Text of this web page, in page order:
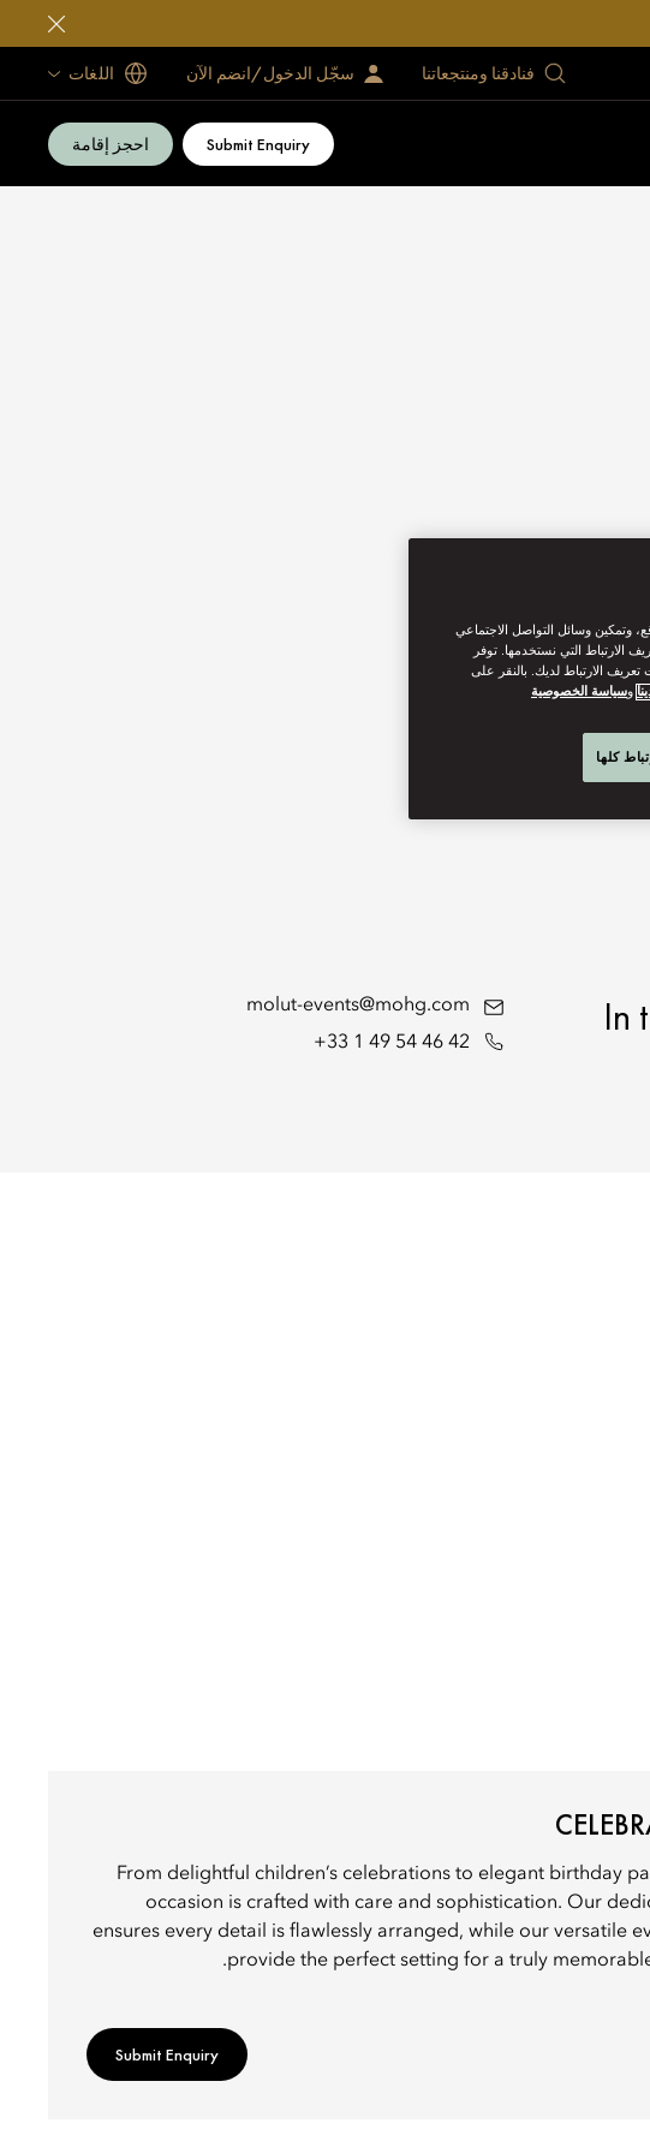
فنادقنا ومنتجعاتنا سجّل الدخول/انضم الآن اللغات
Submit Enquiry احجز إقامة
In
molut-events@mohg.com
+33 1 49 54 46 42
From delightful children’s celebrations to elegant birthday
occasion is crafted with care and sophistication. Our
ensures every detail is flawlessly arranged, while our versatile
provide the perfect setting for a truly
Submit Enquiry
وتمكين وسائل التواصل الاجتماعي
الارتباط التي نستخدمها. توفر
الارتباط لديك. بالنقر على
وسياسة الخصوصية
كلها